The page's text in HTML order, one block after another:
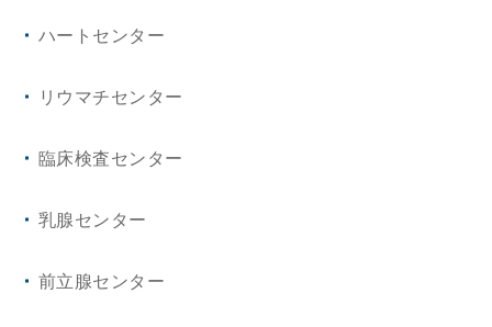
ハートセンター
リウマチセンター
臨床検査センター
乳腺センター
前立腺センター